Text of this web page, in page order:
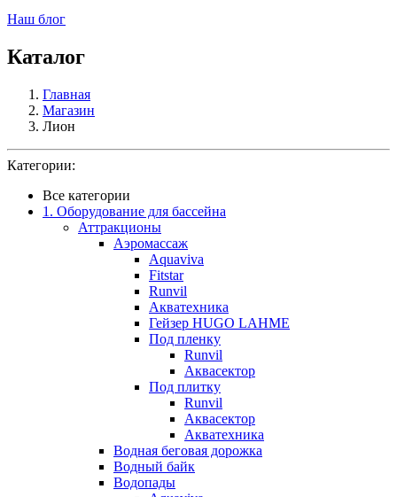
Наш блог
Каталог
Главная
Магазин
Лион
Категории:
Все категории
1. Оборудование для бассейна
Аттракционы
Аэромассаж
Aquaviva
Fitstar
Runvil
Акватехника
Гейзер HUGO LAHME
Под пленку
Runvil
Аквасектор
Под плитку
Runvil
Аквасектор
Акватехника
Водная беговая дорожка
Водный байк
Водопады